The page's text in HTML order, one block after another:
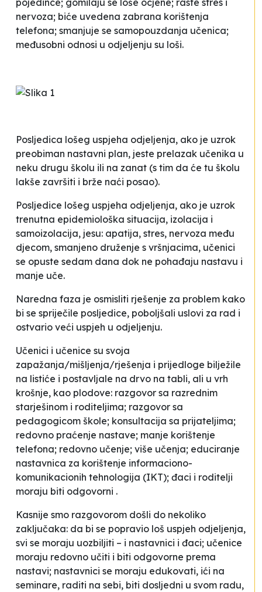
pojedince; gomilaju se loše ocjene; raste stres i
nervoza; biće uvedena zabrana korištenja
telefona; smanjuje se samopouzdanja učenica;
međusobni odnosi u odjeljenju su loši.
Posljedica lošeg uspjeha odjeljenja, ako je uzrok
preobiman nastavni plan, jeste prelazak učenika u
neku drugu školu ili na zanat (s tim da će tu školu
lakše završiti i brže naći posao).
Posljedice lošeg uspjeha odjeljenja, ako je uzrok
trenutna epidemiološka situacija, izolacija i
samoizolacija, jesu: apatija, stres, nervoza među
djecom, smanjeno druženje s vršnjacima, učenici
se opuste sedam dana dok ne pohađaju nastavu i
manje uče.
Naredna faza je osmisliti rješenje za problem kako
bi se spriječile posljedice, poboljšali uslovi za rad i
ostvario veći uspjeh u odjeljenju.
Učenici i učenice su svoja
zapažanja/mišljenja/rješenja i prijedloge bilježile
na listiće i postavljale na drvo na tabli, ali u vrh
krošnje, kao plodove: razgovor sa razrednim
starješinom i roditeljima; razgovor sa
pedagogicom škole; konsultacija sa prijateljima;
redovno praćenje nastave; manje korištenje
telefona; redovno učenje; više učenja; educiranje
nastavnica za korištenje informaciono-
komunikacionih tehnologija (IKT); đaci i roditelji
moraju biti odgovorni .
Kasnije smo razgovorom došli do nekoliko
zaključaka: da bi se popravio loš uspjeh odjeljenja,
svi se moraju uozbiljiti – i nastavnici i đaci; učenice
moraju redovno učiti i biti odgovorne prema
nastavi; nastavnici se moraju edukovati, ići na
seminare, raditi na sebi, biti dosljedni u svom radu,